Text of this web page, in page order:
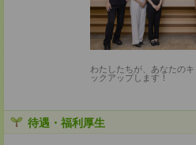
わたしたちが、あなたの
ックアップします！
待遇・福利厚生